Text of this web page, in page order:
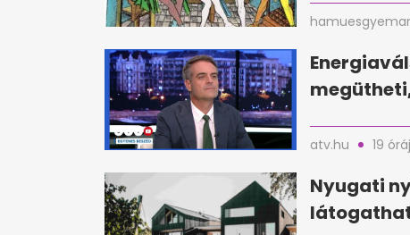
atv.hu 19
Nyugati